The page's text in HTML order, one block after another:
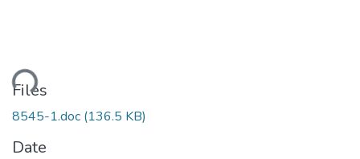
Files
8545-1.doc (136.5 KB)
Date